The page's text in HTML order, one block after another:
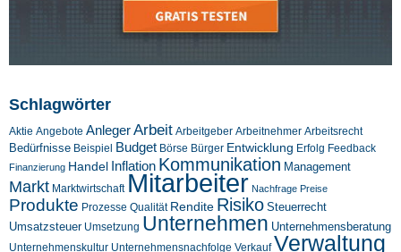
Schlagwörter
Aktie Angebote AnlegerArbeit Arbeitgeber Arbeitnehmer Arbeitsrecht
Bedürfnisse Beispiel Budget Börse Bürger Entwicklung Erfolg Feedback
Finanzierung Handel Inflation Kommunikation Management
Markt Marktwirtschaft Mitarbeiter Nachfrage Preise
Produkte Prozesse Qualität Rendite Risiko Steuerrecht
Umsatzsteuer Umsetzung Unternehmen Unternehmensberatung
Unternehmenskultur Unternehmensnachfolge Verkauf Verwaltung